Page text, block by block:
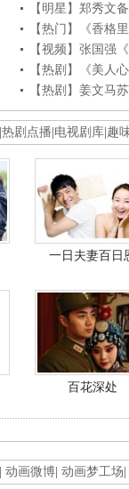
【明星】郑秀文
【热门】《香格
【视频】张国强
【热剧】《美人
【热剧】姜文马
热剧点播 电视剧库 趣
一日夫妻百日
百花深处
动画微博 动画梦工场